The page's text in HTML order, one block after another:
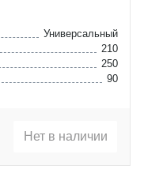
Универсальный
210
250
90
Нет в наличии